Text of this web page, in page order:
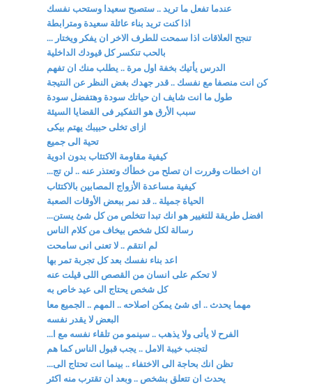
عندما تفعل ما تريد .. ستصبح سعيدا وستحب نفسك
اذا كنت تريد بناء عائلة سعيدة ومترابطة
تنجح العلاقات اذا سمحت للطرف الاخر ان يفكر ويختار ...
بالحب تنكسر كل قيودك الداخلية
الدرس يأتيك بخفة اول مرة .. يطلب منك ان تفهم
كن انت منصفا مع نفسك .. قدر جهدك بغض النظر عن النتيجة
طول ما انت شايف ان حياتك سودة وهتفضل سودة
سبب الأرق هو التفكير فى القضايا السيئة
ازاى تخلى حبيبك يهتم بيكى
تحية الى جميع
كيفية مقاومة الاكتئاب بدون ادوية
ان اخطات وقررت ان تصلح من خطأك وتعتذر عنه .. لن تج...
كيفية مساعدة الأزواج المصابين بالاكتئاب
الحياة جميلة .. قد نمر ببعض الأوقات الصعبة
افضل طريقة للتغيير هو انك تبدا تتخلص من كل شئ يستن...
رسالة لكل شخص بيخاف من كلام الناس
لم انتقم .. لا تعنى انى سامحت
اعد بناء نفسك بعد كل تجربة تمر بها
لا تحكم على انسان من القصص اللى قيلت عنه
كل شخص يحتاج الى عيد خاص به
مهما يحدث .. اى شئ يمكن اصلاحه .. المهم .. الجميع معا
البعض لا يقدر نفسه
الفرح لا يأتى ولا يذهب .. سينمو من تلقاء نفسه مع ا...
لتجنب خيبة الامل .. يجب قبول الناس كما هم
تظن انك بحاجة الى الاختفاء .. بينما انت تحتاج الى...
يحدث ان تتعلق بشخص .. وبعد ان تقترب منه اكثر